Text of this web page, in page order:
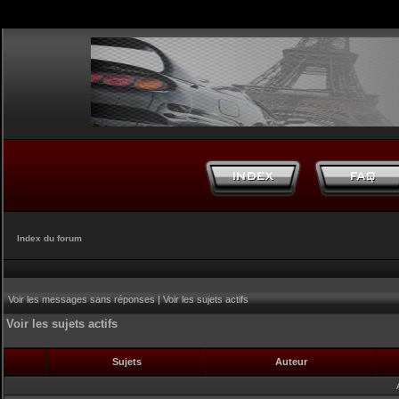
Index du forum
Voir les messages sans réponses|Voir les sujets actifs
Voir les sujets actifs
Sujets Auteur